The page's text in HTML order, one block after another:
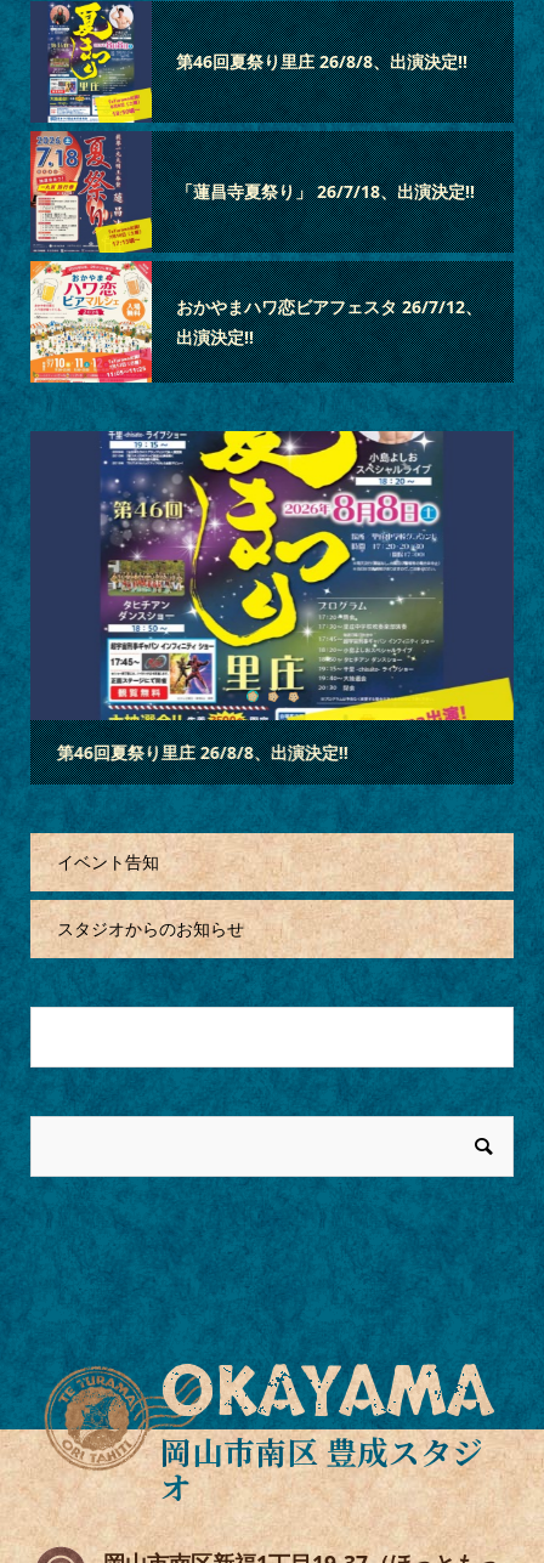
第46回夏祭り里庄 26/8/8、出演決定‼
「蓮昌寺夏祭り」 26/7/18、出演決定‼
おかやまハワ恋ビアフェスタ 26/7/12、
出演決定‼
「蓮昌寺夏祭り」 26/7/18、出演決定‼
123
イベント告知
スタジオからのお知らせ
OKAYAMA
岡山市南区 豊成スタジ
オ